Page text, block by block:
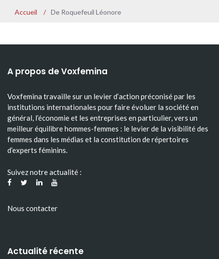
Accueil / De Roquefeuil Léonore
A propos de Voxfemina
Voxfemina travaille sur un levier d’action préconisé par les
institutions internationales pour faire évoluer la société en
général, l’économie et les entreprises en particulier, vers un
meilleur équilibre hommes-femmes : le levier de la visibilité des
femmes dans les médias et la constitution de répertoires
d’experts féminins.
Suivez notre actualité :
Nous contacter
Actualité récente